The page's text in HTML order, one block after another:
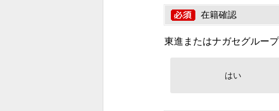
在籍確認
東進またはナガセグルー
はい